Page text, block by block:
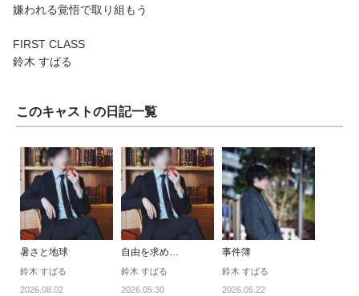
嫌われる覚悟で取り組もう
FIRST CLASS
鈴木 すばる
このキャストの日記一覧
暑さと地球
鈴木 すばる
2026.08.02
自由を求め…
鈴木 すばる
2026.05.30
事件簿
鈴木 すばる
2026.05.22